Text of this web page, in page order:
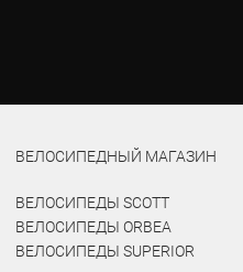
ВЕЛОСИПЕДНЫЙ МАГАЗИН
ВЕЛОСИПЕДЫ SCOTT
ВЕЛОСИПЕДЫ ORBEA
ВЕЛОСИПЕДЫ SUPERIOR